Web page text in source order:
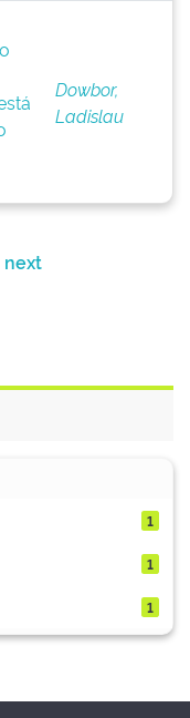
Dowbor,
Ladislau
next
1
1
1